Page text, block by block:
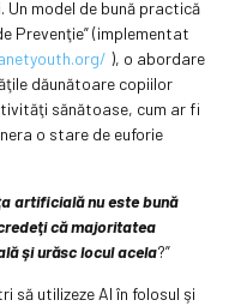
Un model de bună practică
Prevenţie” (implementat
), o abordare
dăunătoare copiilor
sănătoase, cum ar fi
o stare de euforie
artificială nu este bună
că majoritatea
şi urăsc locul acela?”
să utilizeze AI în folosul şi